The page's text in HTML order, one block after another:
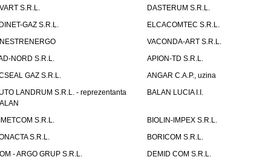
S.R.L.
DASTERUM S.R.L.
GAZ S.R.L.
ELCACOMTEC S.R.L.
VACONDA-ART S.R.L.
NORD S.R.L.
APION-TD S.R.L.
GAZ S.R.L.
ANGAR C.A.P., uzina
LANDRUM S.R.L. - reprezentanta
BALAN LUCIA I.I.
S.R.L.
BIOLIN-IMPEX S.R.L.
S.R.L.
BORICOM S.R.L.
- ARGO GRUP S.R.L.
DEMID COM S.R.L.